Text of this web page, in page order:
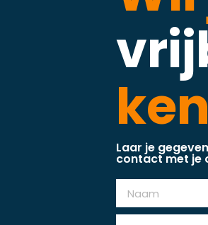
Laar je
contact met je